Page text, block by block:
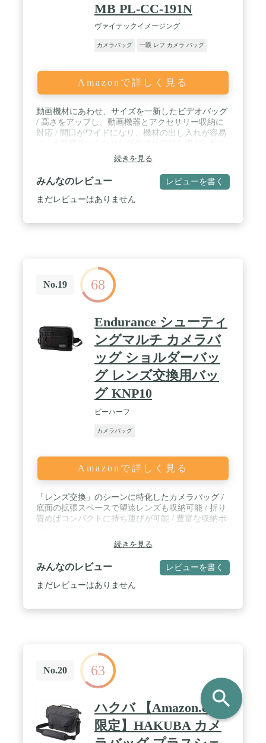
MB PL-CC-191N
ヴァイテックイメージング
カメラバッグ 一眼 レフ カメラ バッグ
Amazonで詳しく見る
動画機材にあわせ、サイズを一新したビデオバッグ
/ 高さをアップし、動画機器とアクセサリー収納に
対応 / 間口がワイドになり、機材の出し入れが容易
ラ、レンズ、アクセサリーの収納に便利 / 撥水素材
1.3kg / 外寸:高さ×横幅×奥行 29 cm×23 cm ×41 cm /
内寸:高さ×横幅×奥行 23 cm× 20 cm ×39 cm / 主要
対応カメラ: XA30, XC10, XF105, XF205, PXW-
F55+18-105, PXW-X70, Micro Studio Camera,
Production Camera
続きを見る
みんなのレビュー レビューを書く
まだレビューはありません
No.19 68
Endurance シューティ
ングマルチ カメラバ
ッグ ショルダーバッ
グ レンズ交換用バッ
グ KNP10
ビーハーフ
カメラバッグ
Amazonで詳しく見る
「レンズ交換」のシーンに特化したカメラバッグ /
底面の拡張スペースで望遠レンズも収納可能 / 折り
畳めばコンパクトに持ち運びが可能 / 豊富な収納ポ
/ 旅行に便利！スーツケースにハンキングできる
続きを見る
みんなのレビュー レビューを書く
まだレビューはありません
No.20 63
ハクバ 【Amazon.co.jp
限定】HAKUBA カメ
search